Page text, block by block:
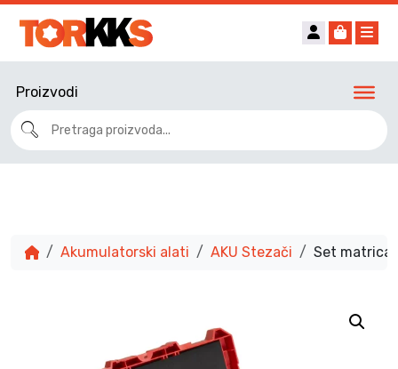
Account
Cart
Proizvodi
Akumulatorski alati AKU Stezači Set matrica